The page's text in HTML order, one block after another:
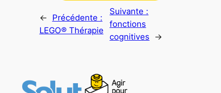
←
Précédente :
LEGO® Thérapie
Suivante :
fonctions
cognitives
→